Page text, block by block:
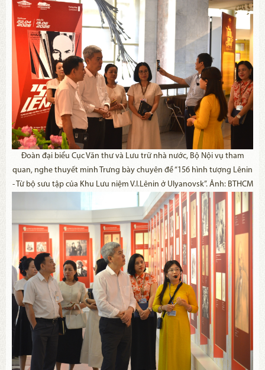
Đoàn đại biểu Cục Văn thư và Lưu trữ nhà nước, Bộ Nội vụ tham
quan, nghe thuyết minh Trưng bày chuyên đề “156 hình tượng Lênin
- Từ bộ sưu tập của Khu Lưu niệm V.I.Lênin ở Ulyanovsk”. Ảnh: BTHCM